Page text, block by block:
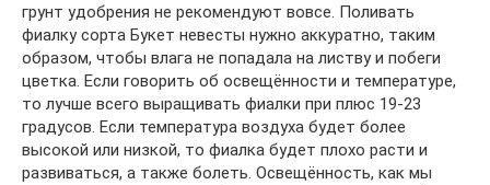
грунт удобрения не рекомендуют вовсе. Поливать
фиалку сорта Букет невесты нужно аккуратно, таким
образом, чтобы влага не попадала на листву и побеги
цветка. Если говорить об освещённости и температуре,
то лучше всего выращивать фиалки при плюс 19-23
градусов. Если температура воздуха будет более
высокой или низкой, то фиалка будет плохо расти и
развиваться, а также болеть. Освещённость, как мы